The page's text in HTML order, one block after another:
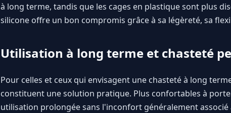
à long terme, tandis que les cages en plastique sont plus
silicone offre un bon compromis grâce à sa légèreté, sa
Utilisation à long terme et chasteté
Pour celles et ceux qui envisagent une chasteté à long
constituent une solution pratique. Plus confortables à
utilisation prolongée sans l'inconfort généralement